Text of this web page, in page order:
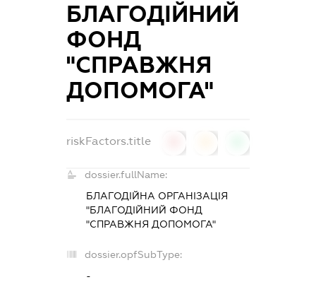
БЛАГОДІЙНИЙ
ФОНД
"СПРАВЖНЯ
ДОПОМОГА"
riskFactors.title
dossier.fullName:
БЛАГОДІЙНА ОРГАНІЗАЦІЯ
"БЛАГОДІЙНИЙ ФОНД
"СПРАВЖНЯ ДОПОМОГА"
dossier.opfSubType:
-